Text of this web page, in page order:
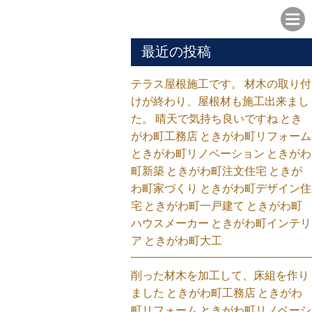
最近の投稿
テラス屋根施工です。 材木の取り付
けが終わり、屋根材も施工出来まし
た。 晴天で気持ち良いですね とき
がわ町工務店 ときがわ町リフォーム
ときがわ町リノベーション ときがわ
町新築 ときがわ町注文住宅 ときが
わ町家づくり ときがわ町デザイン住
宅 ときがわ町一戸建て ときがわ町
ハウスメーカー ときがわ町インテリ
ア ときがわ町大工
削った材木を加工して、床組を作り
ました ときがわ町工務店 ときがわ